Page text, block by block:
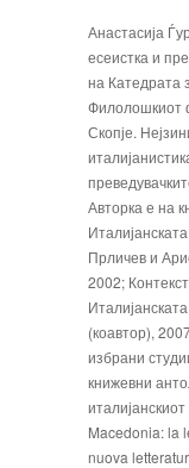
Анастасија
есеистка и
на Катедрата
Филолошкиот
Скопје.
Авторка е на
Прличев и
2002;
(коавтор),
избрани
книжевни
Macedonia: la
nuova